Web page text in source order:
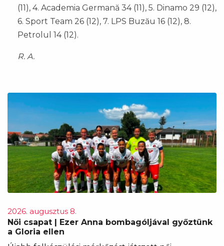
(11), 4. Academia Germană 34 (11), 5. Dinamo 29 (12),
6. Sport Team 26 (12), 7. LPS Buzău 16 (12), 8.
Petrolul 14 (12).
R. A.
2026. augusztus 8.
Női csapat | Ezer Anna bombagóljával győztünk
a Gloria ellen